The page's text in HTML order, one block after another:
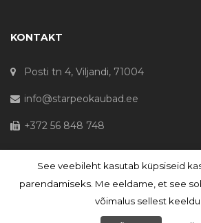
KONTAKT
Posti tn 4, Viljandi, 71004
info@starpeokaubad.ee
+372 56 848 748
© Haljaste OÜ 2020 -
See veebileht kasutab küpsiseid
parendamiseks. Me eeldame, et see
võimalus sellest